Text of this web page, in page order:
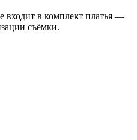
входит в комплект платья —
съёмки.